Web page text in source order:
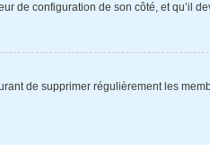
de configuration de son côté, et qu’il
de supprimer régulièrement les